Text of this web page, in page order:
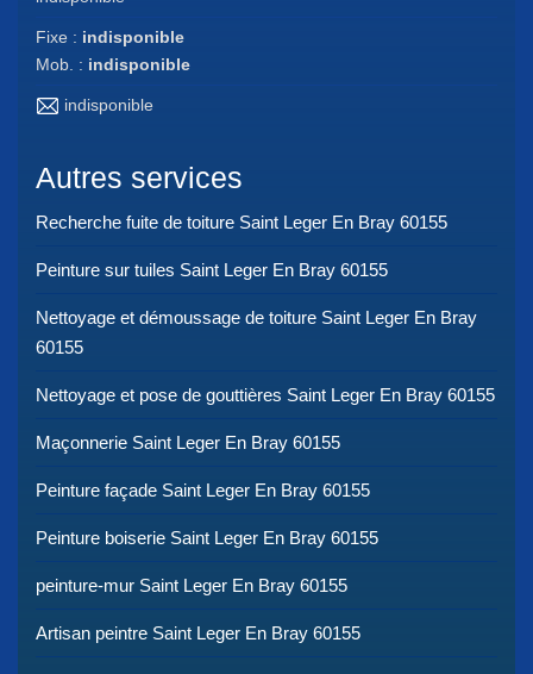
Fixe : indisponible
Mob. : indisponible
indisponible
Autres services
Recherche fuite de toiture Saint Leger En Bray 60155
Peinture sur tuiles Saint Leger En Bray 60155
Nettoyage et démoussage de toiture Saint Leger En Bray
60155
Nettoyage et pose de gouttières Saint Leger En Bray 60155
Maçonnerie Saint Leger En Bray 60155
Peinture façade Saint Leger En Bray 60155
Peinture boiserie Saint Leger En Bray 60155
peinture-mur Saint Leger En Bray 60155
Artisan peintre Saint Leger En Bray 60155